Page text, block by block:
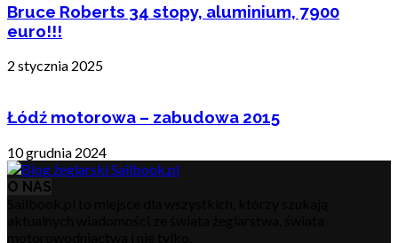
Bruce Roberts 34 stopy, aluminium, 7900
euro!!!
2 stycznia 2025
Łódź motorowa – zabudowa 2015
10 grudnia 2024
O NAS